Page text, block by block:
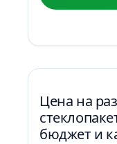
Цена на
бюджет и